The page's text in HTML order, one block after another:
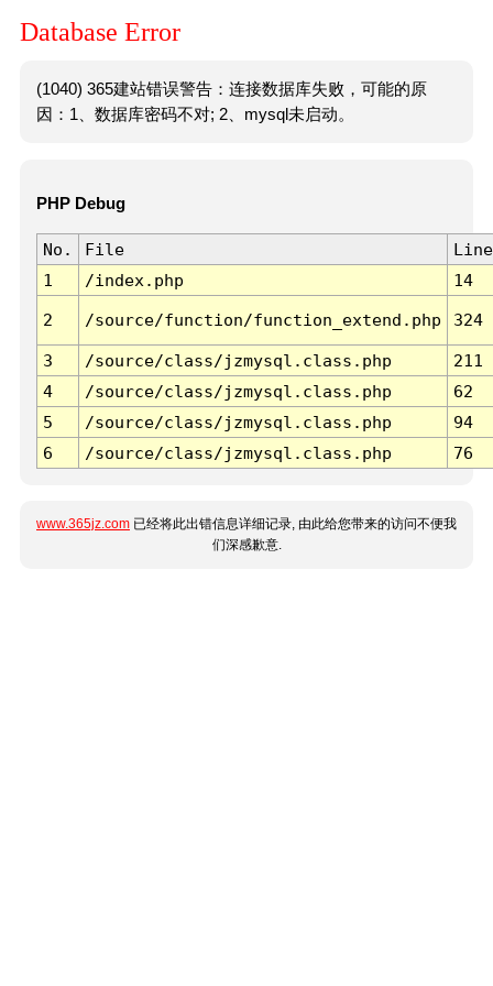
Database Error
(1040) 365建站错误警告：连接数据库失败，可能的原
因：1、数据库密码不对; 2、mysql未启动。
PHP Debug
No. File
Line
1
/index.php 14
2 /source/function/function_extend.php 324
3 /source/class/jzmysql.class.php
211
4
/source/class/jzmysql.class.php
62
5
/source/class/jzmysql.class.php
94
6
/source/class/jzmysql.class.php 76
www.365jz.com 已经将此出错信息详细记录, 由此给您带来的访问不便我
们深感歉意.